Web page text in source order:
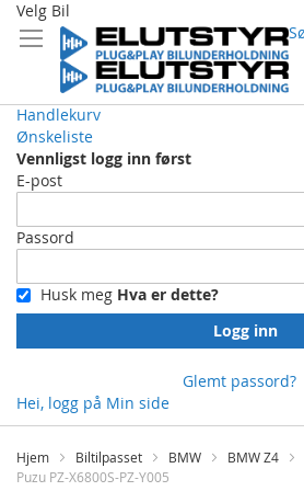
Velg Bil
Handlekurv
Ønskeliste
Vennligst logg inn først
E-post
Passord
Husk meg Hva er dette?
Logg inn
Glemt passord?
Hei, logg på Min side
Skip
Content
Hjem Biltilpasset BMW BMW Z4
Puzu PZ-X6800S-PZ-Y005